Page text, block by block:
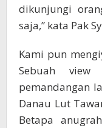
dikunjungi
saja,” kata Pak
Kami pun
Sebuah
pemandangan
Danau Lut
Betapa